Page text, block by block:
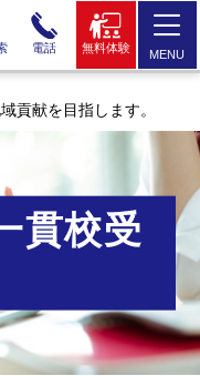
電話 無料体験 MENU
貢献を目指します。
貫校受